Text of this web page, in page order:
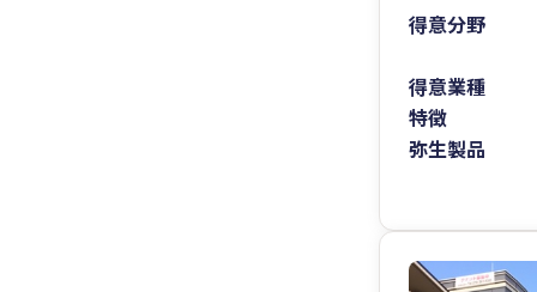
得意分野
得意業種
特徴
弥生製品